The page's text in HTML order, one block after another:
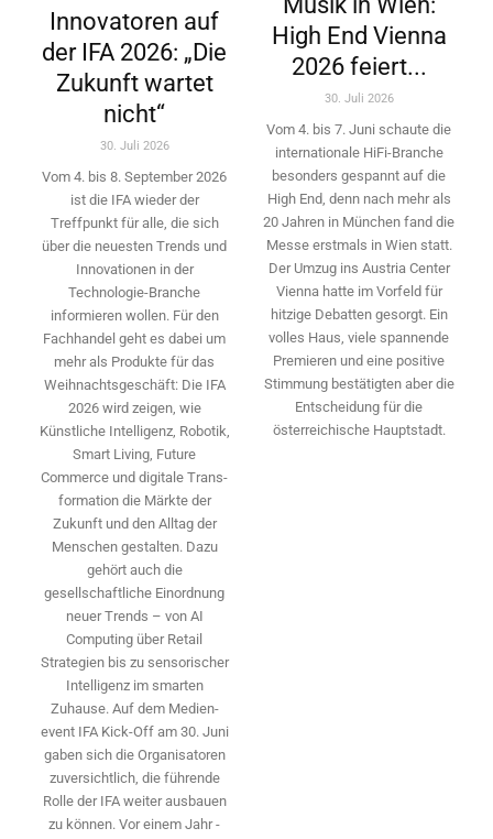
Innovatoren auf
der IFA 2026: „Die
Zukunft wartet
nicht“
30. Juli 2026
Vom 4. bis 8. September 2026
ist die IFA wieder der
Treffpunkt für alle, die sich
über die neuesten Trends und
Innovationen in der
Technologie-­Branche
informieren wollen. Für den
Fachhandel geht es dabei um
mehr als Produkte für das
Weihnachtsgeschäft: Die IFA
2026 wird ­zeigen, wie
Künstliche Intelligenz, Robotik,
Smart Living, Future
Commerce und digitale Trans­
formation die Märkte der
Zukunft und den Alltag der
Menschen gestalten. Dazu
gehört auch die
gesellschaftliche Einordnung
neuer Trends – von AI
Computing über Retail
Strategien bis zu sensorischer
Intelligenz im smarten
Zuhause. Auf dem Medien­
event IFA Kick-Off am 30. Juni
gaben sich die Organisatoren
zuversichtlich, die führende
Rolle der IFA weiter ausbauen
zu können. Vor einem Jahr ­
High End Vienna
2026 feiert...
30. Juli 2026
Vom 4. bis 7. Juni schaute die
internationale HiFi-Branche
besonders gespannt auf die
High End, denn nach mehr als
20 Jahren in München fand die
Messe erstmals in Wien statt.
Der Umzug ins Austria Center
Vienna hatte im Vorfeld für
hitzige Debatten gesorgt. Ein
volles Haus, viele spannende
Premieren und eine positive
Stimmung bestätigten aber die
Entscheidung für die
österreichische Hauptstadt.